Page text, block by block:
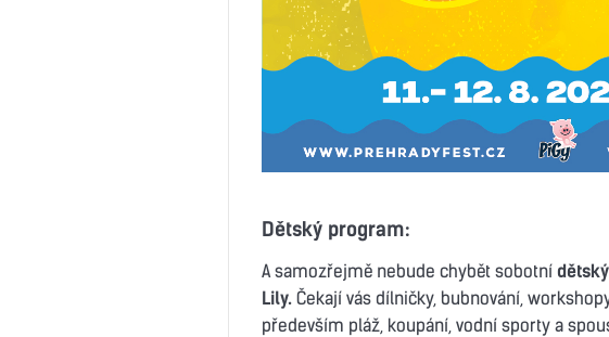
Dětský program:
A samozřejmě nebude chybět sobotní
Lily.Čekají vás dílničky, bubnování,
především pláž, koupání, vodní sporty a